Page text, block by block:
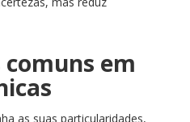
em
as suas particularidades,